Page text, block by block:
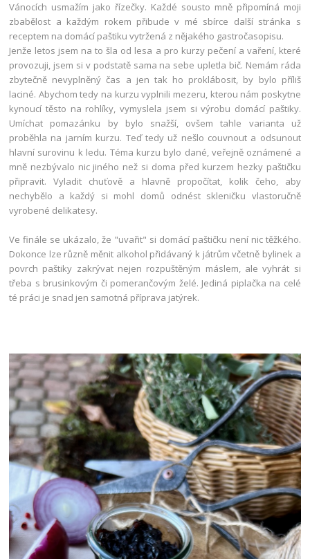
Vánocích usmažím jako řízečky. Každé sousto mně připomíná moji
zbabělost a každým rokem přibude v mé sbírce další stránka s
receptem na domácí paštiku vytržená z nějakého gastročasopisu.
Jenže letos jsem na to šla od lesa a pro kurzy pečení a vaření, které
provozuji, jsem si v podstatě sama na sebe upletla bič. Nemám ráda
zbytečně nevyplněný čas a jen tak ho proklábosit, by bylo příliš
laciné. Abychom tedy na kurzu vyplnili mezeru, kterou nám poskytne
kynoucí těsto na rohlíky, vymyslela jsem si výrobu domácí paštiky.
Umíchat pomazánku by bylo snažší, ovšem tahle varianta už
proběhla na jarním kurzu. Teď tedy už nešlo couvnout a odsunout
hlavní surovinu k ledu. Téma kurzu bylo dané, veřejně oznámené a
mně nezbývalo nic jiného než si doma před kurzem hezky paštičku
připravit. Vyladit chuťově a hlavně propočítat, kolik čeho, aby
nechybělo a každý si mohl domů odnést skleničku vlastoručně
vyrobené delikatesy.
Ve finále se ukázalo, že "uvařit" si domácí paštičku není nic těžkého.
Dokonce lze různě měnit alkohol přidávaný k játrům včetně bylinek a
povrch paštiky zakrývat nejen rozpuštěným máslem, ale vyhrát si
třeba s brusinkovým či pomerančovým želé. Jediná piplačka na celé
té práci je snad jen samotná příprava jatýrek.